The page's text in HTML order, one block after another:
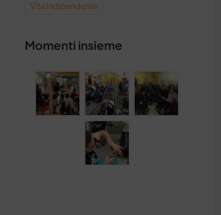
Vita Indipendente
Momenti insieme